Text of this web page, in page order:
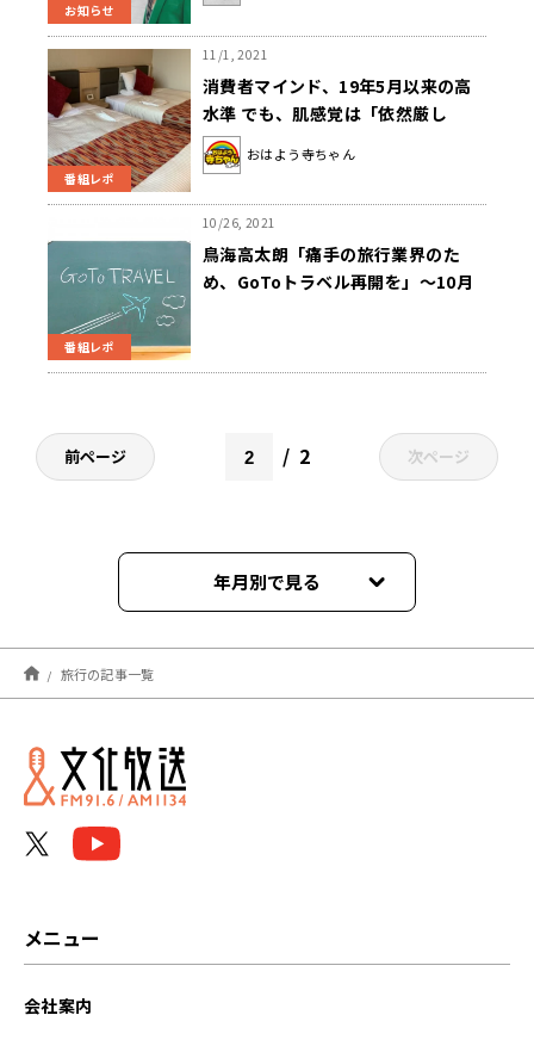
お知らせ
番組レポ
11/1, 2021
消費者マインド、19年5月以来の高
水準 でも、肌感覚は「依然厳し
い」？ ～11月1日「おはよう寺ちゃ
ん」
おはよう寺ちゃん
番組レポ
10/26, 2021
鳥海高太朗「痛手の旅行業界のた
め、GoToトラベル再開を」～10月
前ページ 2 次ページ
年月別で見る
2025年12月
2025年09月
2025年08月
旅行の記事一覧
メニュー
会社案内